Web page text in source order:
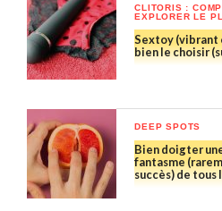
Je vous en ai parlé dans un
de très bons sextoys pour
jamais votre doigt n’est pas
des difficultés pour tomber
Dans tous les cas, dans un
forcer à sentir, à toucher, à ne
spot et ce avec la pulpe de
de comprendre de quoi il est
CLITORIS :
EXPLORER LE
Sextoy (vibrant
bien le choisir
DEEP SPOTS
Bien doigter
fantasme
succès) de tous